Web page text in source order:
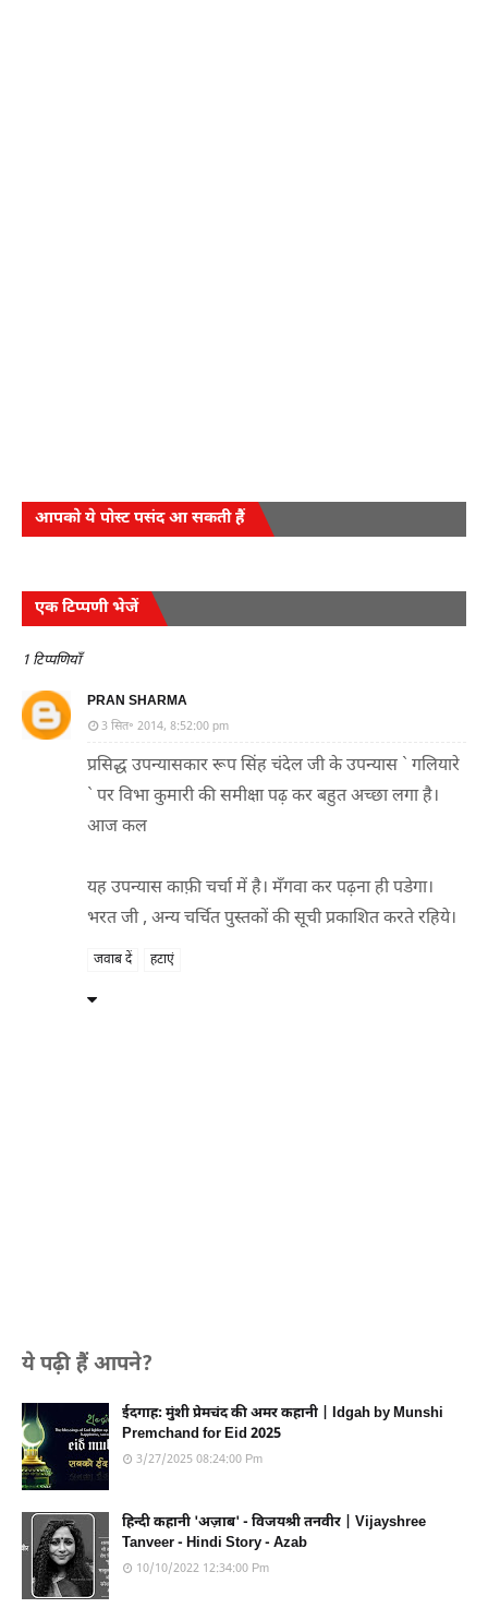
आपको ये पोस्ट पसंद आ सकती हैं
एक टिप्पणी भेजें
1 टिप्पणियाँ
PRAN SHARMA
3 सित॰ 2014, 8:52:00 pm
प्रसिद्ध उपन्यासकार रूप सिंह चंदेल जी के उपन्यास ` गलियारे
` पर विभा कुमारी की समीक्षा पढ़ कर बहुत अच्छा लगा है।
आज कल
यह उपन्यास काफ़ी चर्चा में है। मँगवा कर पढ़ना ही पडेगा।
भरत जी , अन्य चर्चित पुस्तकों की सूची प्रकाशित करते रहिये।
जवाब दें हटाएं
ये पढ़ी हैं आपने?
ईदगाह: मुंशी प्रेमचंद की अमर कहानी | Idgah by Munshi
Premchand for Eid 2025
3/27/2025 08:24:00 Pm
हिन्दी कहानी 'अज़ाब' - विजयश्री तनवीर | Vijayshree
Tanveer - Hindi Story - Azab
10/10/2022 12:34:00 Pm